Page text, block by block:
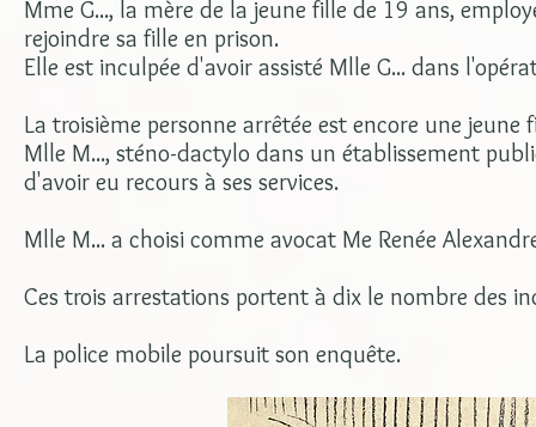
Mme G..., la mère de la jeune fille de 19 ans,
rejoindre sa fille en prison.
Elle est inculpée d'avoir assisté Mlle G... dans
La troisième personne arrêtée est encore une jeune
Mlle M..., sténo-dactylo dans un établissement
d'avoir eu recours à ses services.
Mlle M... a choisi comme avocat Me Renée
Ces trois arrestations portent à dix le nombre des
La police mobile poursuit son enquête.